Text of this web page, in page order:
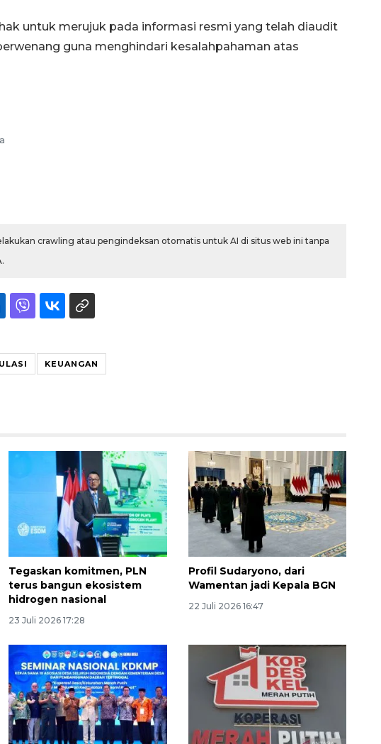
untuk merujuk pada informasi resmi yang telah diaudit
guna menghindari kesalahpahaman atas
crawling atau pengindeksan otomatis untuk AI di situs web ini tanpa
KEUANGAN
Tegaskan komitmen, PLN
terus bangun ekosistem
hidrogen nasional
23 Juli 2026 17:28
Profil Sudaryono, dari
Wamentan jadi Kepala BGN
22 Juli 2026 16:47